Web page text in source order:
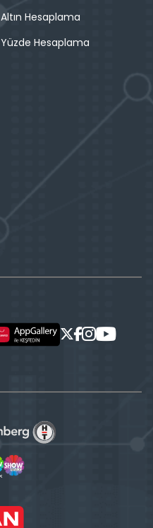
Altın Hesaplama
Yüzde Hesaplama